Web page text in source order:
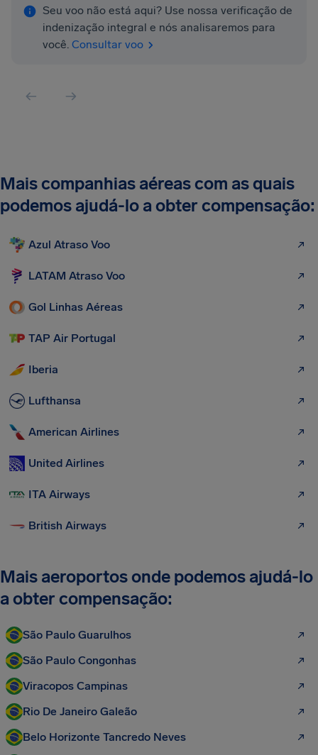
Seu voo não está aqui? Use nossa verificação de
indenização integral e nós analisaremos para
você. Consultar voo
Mais companhias aéreas com as quais
podemos ajudá-lo a obter compensação:
Azul Atraso Voo
LATAM Atraso Voo
Gol Linhas Aéreas
TAP Air Portugal
Iberia
Lufthansa
American Airlines
United Airlines
ITA Airways
British Airways
Mais aeroportos onde podemos ajudá-lo
a obter compensação:
São Paulo Guarulhos
São Paulo Congonhas
Viracopos Campinas
Rio De Janeiro Galeão
Belo Horizonte Tancredo Neves